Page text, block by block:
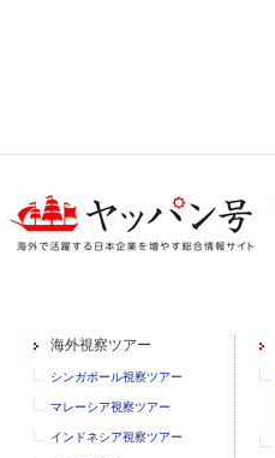
海外視察ツアー
シンガポール視察ツアー
マレーシア視察ツアー
インドネシア視察ツアー